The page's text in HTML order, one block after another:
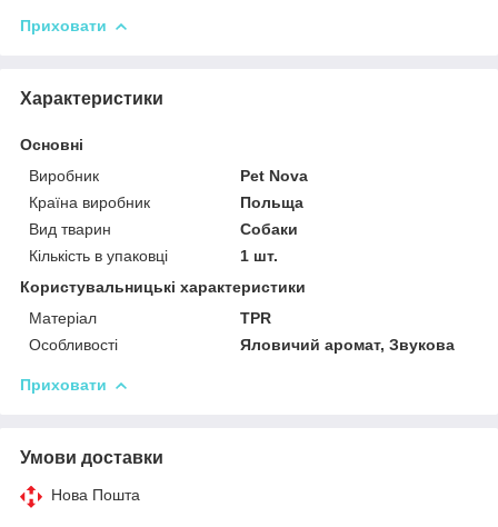
Приховати
Характеристики
Основні
Виробник
Pet Nova
Країна виробник
Польща
Вид тварин
Собаки
Кількість в упаковці
1 шт.
Користувальницькі характеристики
Матеріал
TPR
Особливості
Яловичий аромат, Звукова
Приховати
Умови доставки
Нова Пошта